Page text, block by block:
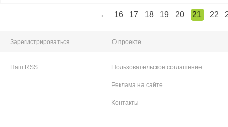
← 16 17 18 19 20 21 22
Зарегистрироваться О проекте
Наш RSS Пользовательское соглашение
Реклама на сайте
Контакты